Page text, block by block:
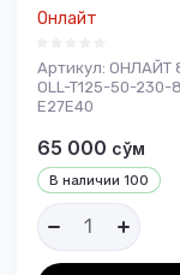
Онлайт
Артикул: ОНЛАЙТ
OLL-T125-50-230-
E27Е40
В наличии 100
65 000 сўм